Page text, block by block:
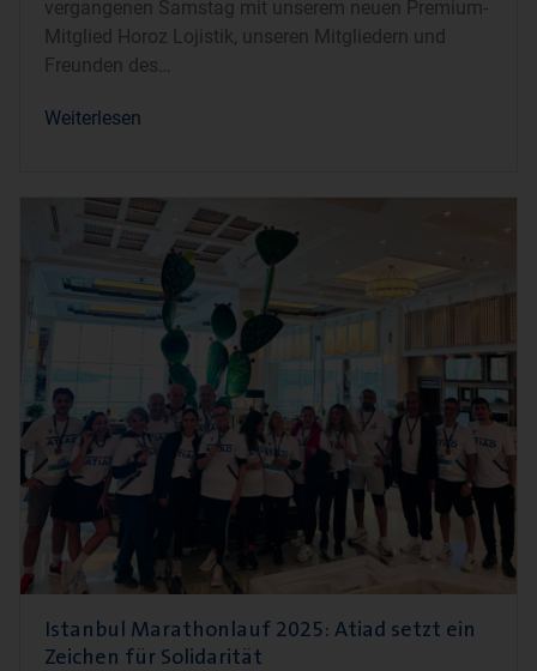
vergangenen Samstag mit unserem neuen Premium-
Mitglied Horoz Lojistik, unseren Mitgliedern und
Freunden des
Weiterlesen
Istanbul Marathonlauf 2025: Atiad setzt ein
Zeichen für Solidarität